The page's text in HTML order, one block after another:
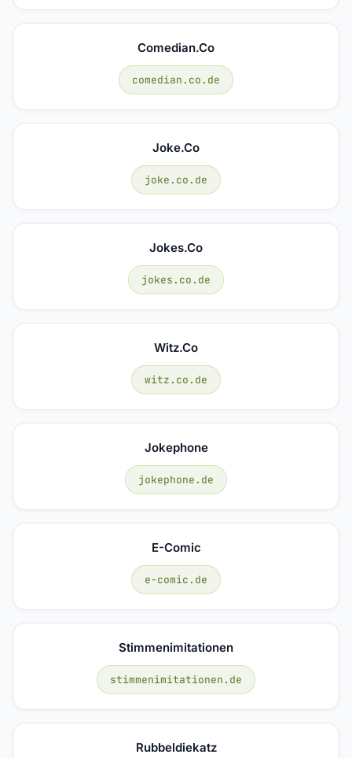
Comedian.co
comedian.co.de
Joke.co
joke.co.de
Jokes.co
jokes.co.de
Witz.co
witz.co.de
Jokephone
jokephone.de
E-Comic
e-comic.de
Stimmenimitationen
stimmenimitationen.de
Rubbeldiekatz